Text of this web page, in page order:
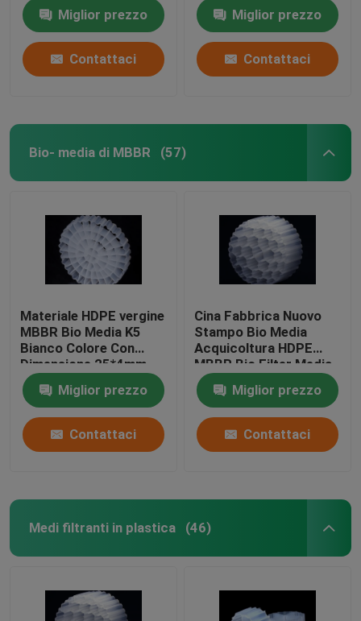
materiale HDPE vergine
Miglior prezzo
Contattaci
Miglior prezzo
Contattaci
Bio- media di MBBR (57)
Materiale HDPE vergine
MBBR Bio Media K5
Bianco Colore Con
Dimensione 25*4mm
Per attrezzature IFAS
Miglior prezzo
Contattaci
Cina Fabbrica Nuovo
Stampo Bio Media
Acquicoltura HDPE
MBBR Bio Filter Media
Biomassa Portatore
Media galleggiante
Miglior prezzo
Contattaci
Medi filtranti in plastica (46)